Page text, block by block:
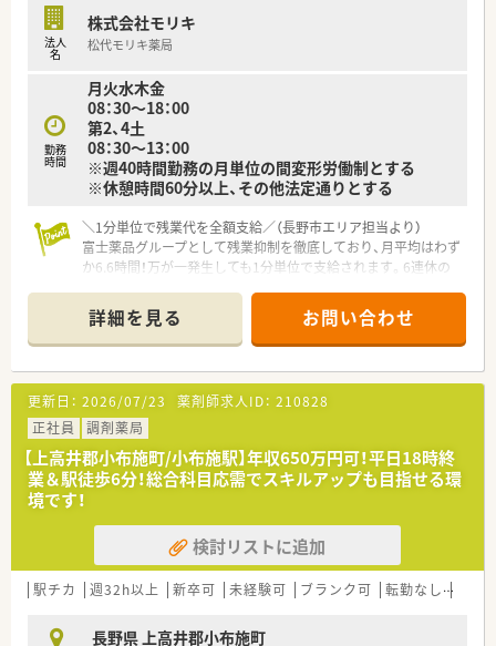
≪充実の福利厚生≫
◎産休取得率100％、また育休復帰率も100％となっており、長期
◎スポーツジムやスパについて、社員の方は無料で使用可能で
す。
◎社員割引制度を利用し、買い物を行うことができます。
≪業務内容・店舗特徴≫
◎辰野駅より徒歩7分
法人
名
株式会社モリキ
松代モリキ薬局
勤務
時間
月火水木金
08：30～18：00
第2、4土
08：30～13：00
※週40時間勤務の月単位の間変形労働制とする
※休憩時間60分以上、その他法定通りとする
＼1分単位で残業代を全額支給／（長野市エリア担当より）
富士薬品グループとして残業抑制を徹底しており、月平均はわず
か6.6時間！万が一発生しても1分単位で支給されます。6連休の
【店舗情報と応需状況について】
■象山口駅から車で15分ほどの場所に位置し、長野松代総合病
院の門前薬局として、多岐にわたる総合科目の処方箋を応需して
います。
■1日あたりの処方箋枚数は約45枚となっており、常勤2名とパ
ート2名の薬剤師体制で、丁寧な服薬指導に集中できる環境で
す。
■第1・3・5土曜日はお休みとなるため、週末の予定が立てやす
く、仕事とプライベートのメリハリをつけたい方に最適な職場で
す。
【募集背景と求める人物像について】
■長野市を含む北信エリアで薬剤師が不足しており、マネジメン
トを担うべきエリアマネージャーの応援体制を解消するための
■市内での新店開局予定に伴う組織強化も目的としており、将来
詳細を見る お問い合わせ
更新日： 2026/07/23 薬剤師求人ID： 210828
正社員
調剤薬局
【上高井郡小布施町/小布施駅】年収650万円可！平日18時終
業＆駅徒歩6分！総合科目応需でスキルアップも目指せる環
境です！
検討リストに追加
駅チカ 週32h以上 新卒可 未経験可 ブランク可 転勤なし
長野県 上高井郡小布施町